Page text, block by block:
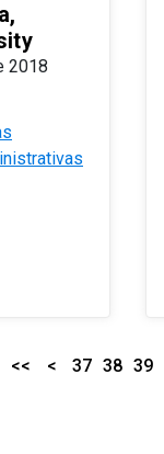
2018
<< < 37 38 39